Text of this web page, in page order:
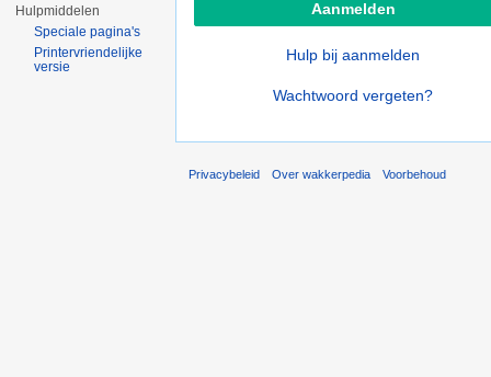
Hulp bij aanmelden
Wachtwoord vergeten?
Hulpmiddelen
Speciale pagina's
Printervriendelijke
versie
Privacybeleid Over wakkerpedia Voorbehoud